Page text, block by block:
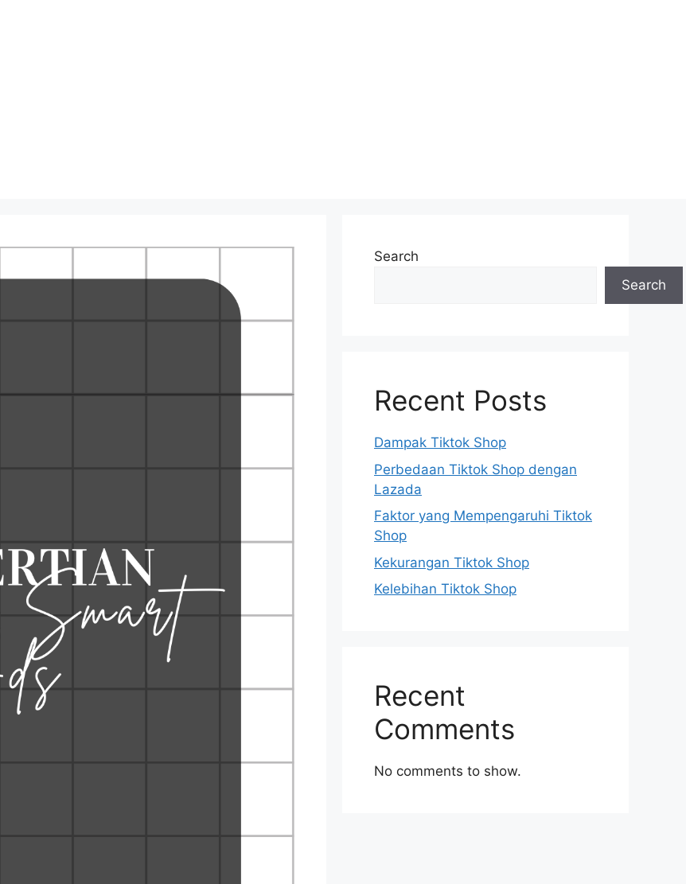
Search
Search
Recent Posts
Dampak Tiktok Shop
Perbedaan Tiktok Shop dengan
Lazada
Faktor yang Mempengaruhi Tiktok
Shop
Kekurangan Tiktok Shop
Kelebihan Tiktok Shop
Recent
Comments
No comments to show.